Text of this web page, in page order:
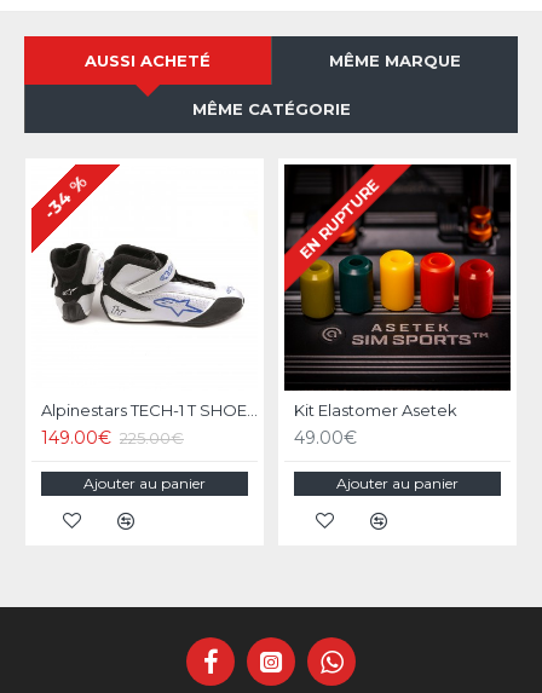
AUSSI ACHETÉ MÊME MARQUE
MÊME CATÉGORIE
-34 %
Alpinestars TECH-1 T SHOES - Silver/Blue
149.00€ 225.00€
Ajouter au panier
EN RUPTURE
Kit Elastomer Asetek
49.00€
Ajouter au panier